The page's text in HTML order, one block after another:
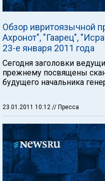
Обзор ивритоязычной
Ахронот", "Гаарец",
23-е января 2011 года
Сегодня заголовки
прежнему посвящены
будущего начальника
23.01.2011 10:12 // Пресса